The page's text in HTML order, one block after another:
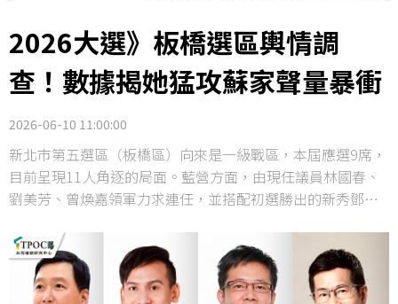
2026大選》板橋選區輿情調
查！數據揭她猛攻蘇家聲量暴衝
2026-06-10 11:00:00
新北市第五選區（板橋區）向來是一級戰區，本屆應選9席，
目前呈現11人角逐的局面。藍營方面，由現任議員林國春、
劉美芳、曾煥嘉領軍力求連任，並搭配初選勝出的新秀鄧凱
掛帥，包括新人李昆穎、陳俊諺參戰；民眾黨則由林子宇代
表出征，力圖為民眾黨在板橋搶下一席之地。